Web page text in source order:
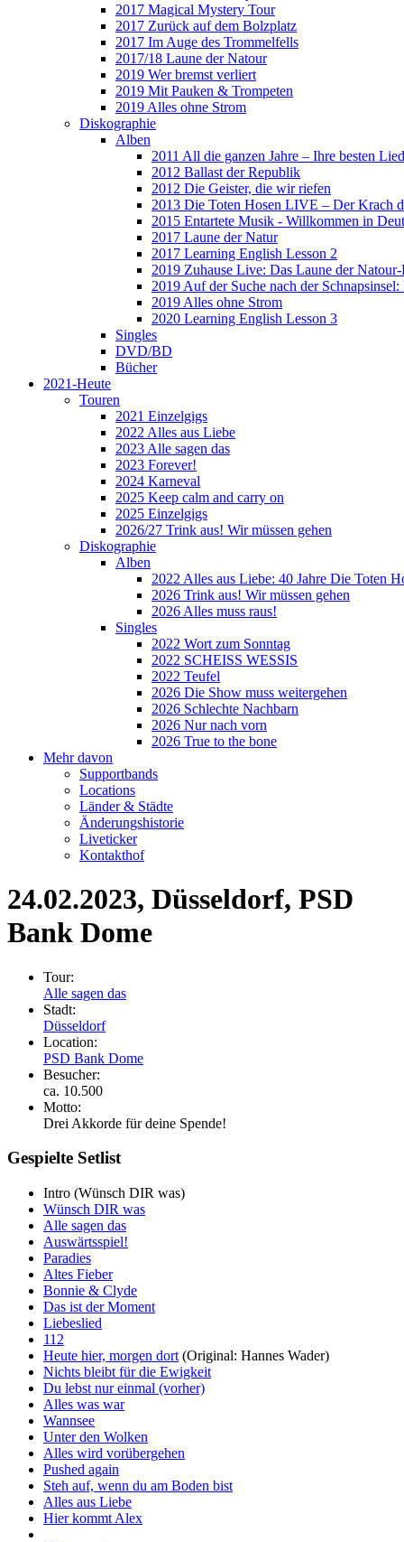
2017 Magical Mystery Tour
2017 Zurück auf dem Bolzplatz
2017 Im Auge des Trommelfells
2017/18 Laune der Natour
2019 Wer bremst verliert
2019 Mit Pauken & Trompeten
2019 Alles ohne Strom
Diskographie
Alben
2011 All die ganzen Jahre – Ihre besten
2012 Ballast der Republik
2012 Die Geister, die wir riefen
2013 Die Toten Hosen LIVE – Der Krach
2015 Entartete Musik - Willkommen in
2017 Laune der Natur
2017 Learning English Lesson 2
2019 Zuhause Live: Das Laune der
2019 Auf der Suche nach der
2019 Alles ohne Strom
2020 Learning English Lesson 3
Singles
DVD/BD
Bücher
2021-Heute
Touren
2021 Einzelgigs
2022 Alles aus Liebe
2023 Alle sagen das
2023 Forever!
2024 Karneval
2025 Keep calm and carry on
2025 Einzelgigs
2026/27 Trink aus! Wir müssen gehen
Diskographie
Alben
2022 Alles aus Liebe: 40 Jahre Die Toten
2026 Trink aus! Wir müssen gehen
2026 Alles muss raus!
Singles
2022 Wort zum Sonntag
2022 SCHEISS WESSIS
2022 Teufel
2026 Die Show muss weitergehen
2026 Schlechte Nachbarn
2026 Nur nach vorn
2026 True to the bone
Mehr davon
Supportbands
Locations
Länder & Städte
Änderungshistorie
Liveticker
Kontakthof
24.02.2023, Düsseldorf, PSD
Bank Dome
Tour:
Alle sagen das
Stadt:
Düsseldorf
Location:
PSD Bank Dome
Besucher:
ca. 10.500
Motto:
Drei Akkorde für deine Spende!
Gespielte Setlist
Intro (Wünsch DIR was)
Wünsch DIR was
Alle sagen das
Auswärtsspiel!
Paradies
Altes Fieber
Bonnie & Clyde
Das ist der Moment
Liebeslied
112
Heute hier, morgen dort (Original: Hannes Wader)
Nichts bleibt für die Ewigkeit
Du lebst nur einmal (vorher)
Alles was war
Wannsee
Unter den Wolken
Alles wird vorübergehen
Pushed again
Steh auf, wenn du am Boden bist
Alles aus Liebe
Hier kommt Alex